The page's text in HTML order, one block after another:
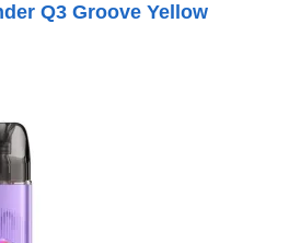
Q3 Groove Yellow